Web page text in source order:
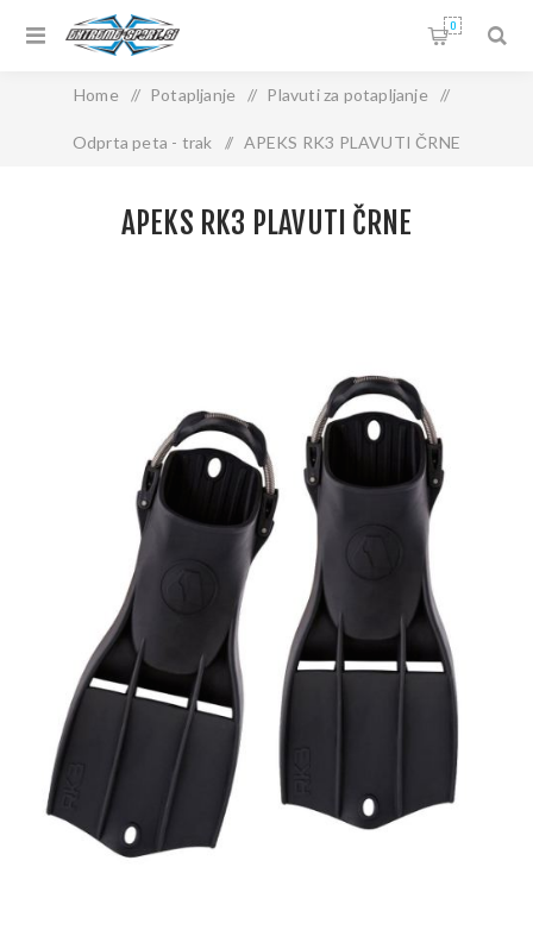
0
Home / Potapljanje / Plavuti za potapljanje /
Odprta peta - trak / APEKS RK3 PLAVUTI ČRNE
APEKS RK3 PLAVUTI ČRNE